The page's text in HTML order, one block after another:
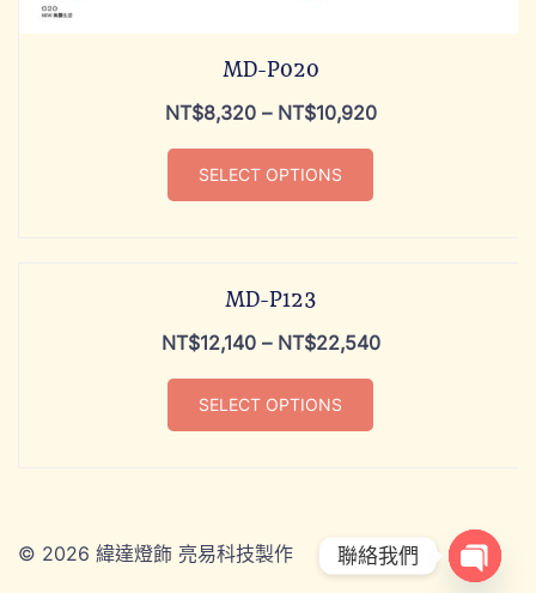
ADD TO CART
MD-P020
NT$8,320– NT$10,920
SELECT OPTIONS
MD-P123
NT$12,140– NT$22,540
SELECT OPTIONS
© 2026 緯達燈飾 亮易科技製作 聯絡我們